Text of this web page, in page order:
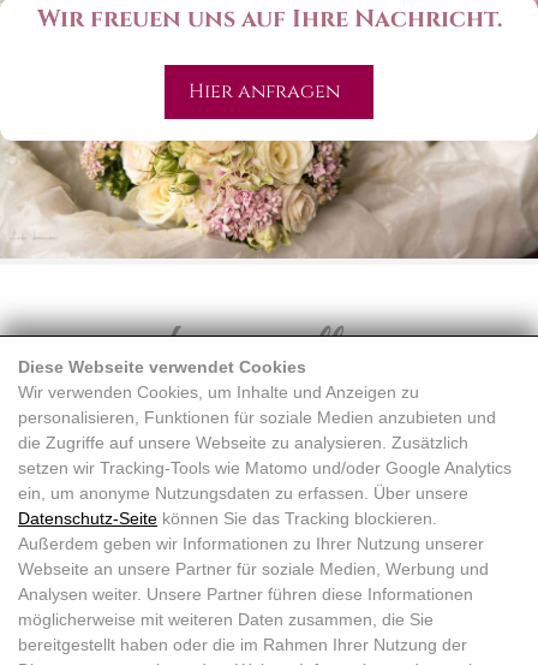
Diese Webseite verwendet Cookies
Wir verwenden Cookies, um Inhalte und Anzeigen zu
personalisieren, Funktionen für soziale Medien anzubieten und
die Zugriffe auf unsere Webseite zu analysieren. Zusätzlich
setzen wir Tracking-Tools wie Matomo und/oder Google Analytics
ein, um anonyme Nutzungsdaten zu erfassen. Über unsere
Datenschutz-Seite können Sie das Tracking blockieren.
Außerdem geben wir Informationen zu Ihrer Nutzung unserer
Webseite an unsere Partner für soziale Medien, Werbung und
Analysen weiter. Unsere Partner führen diese Informationen
möglicherweise mit weiteren Daten zusammen, die Sie
bereitgestellt haben oder die im Rahmen Ihrer Nutzung der
Wir freuen uns auf Ihre Nachricht.
Hier anfragen